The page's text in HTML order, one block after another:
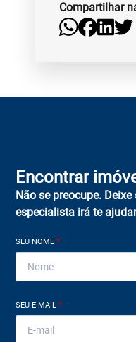
Compartilhar
Encontrar
Não se preocupe.
especialista irá te
SEU NOME*
SEU E-MAIL*